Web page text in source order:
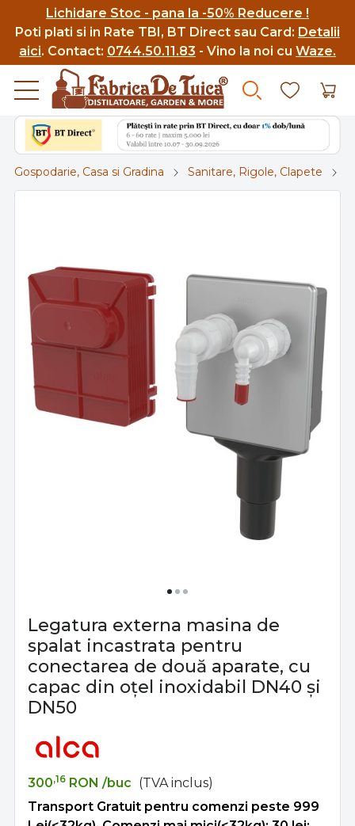
Lichidare Stoc - pana la -50% Reducere !
Poti plati si in Rate TBI, BT Direct sau Card: Detalii
aici. Contact: 0744.50.11.83 - Vino la noi cu Waze.
Gospodarie, Casa si Gradina Sanitare, Rigole, Clapete
Legatura externa masina de
spalat incastrata pentru
conectarea de două aparate, cu
capac din oţel inoxidabil DN40 şi
DN50
300,16 RON /buc (TVA inclus)
Transport Gratuit pentru comenzi peste 999